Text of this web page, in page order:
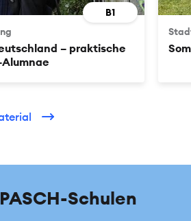
B1
– praktische
Alumnae
Schulen